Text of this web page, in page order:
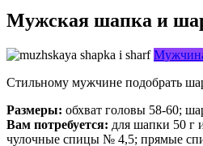
Мужская шапка и
Стильному мужчине подобрать
Размеры: обхват головы 58-60;
Вам потребуется: для шапки 50 г
чулочные спицы № 4,5; прямые